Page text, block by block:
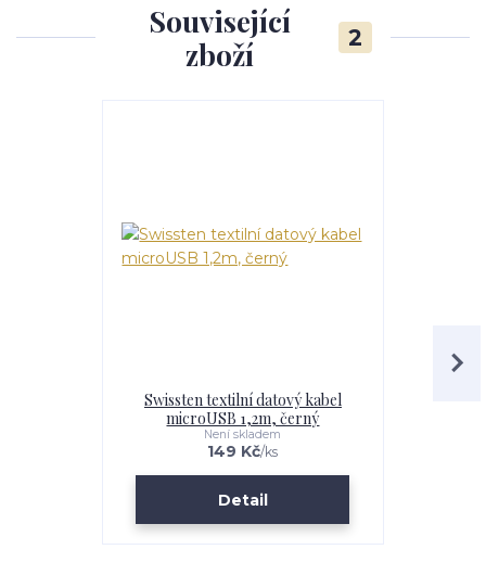
Související
zboží
2
Swissten textilní datový kabel
microUSB 1,2m, černý
149 Kč/ks
Není skladem
Detail